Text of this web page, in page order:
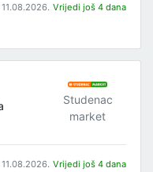
Vrijedi još 4 dana
Studenac
market
Vrijedi još 4 dana